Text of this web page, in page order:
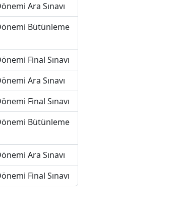
Ara Sınavı
Bütünleme
Final Sınavı
Ara Sınavı
Final Sınavı
Bütünleme
Ara Sınavı
Final Sınavı